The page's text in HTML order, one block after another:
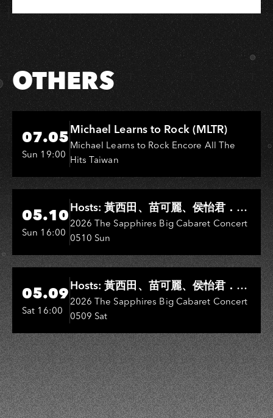
OTHERS
Hi-Ing Music Hall
07.05
Sun 19:00
Michael Learns to Rock (MLTR)
Michael Learns to Rock Encore All The
Hits Taiwan
Hi-Ing Music Hall
05.10
Sun 16:00
Hosts: 黃西田、苗可麗、侯怡君．
Entertainers: 葉啟田、鳥來嬤-吳
敏、王彩樺、王瑞霞、吳淑敏、施文
彬、邵大倫、曹雅雯、陳孟賢、黃露
瑤
2026 The Sapphires Big Cabaret Concert
0510 Sun
Hi-Ing Music Hall
05.09
Sat 16:00
Hosts: 黃西田、苗可麗、侯怡君．
Entertainers: 葉啟田、鳥來嬤-吳
敏、張秀卿、王彩樺、吳淑敏、施文
彬、邵大倫、曹雅雯、陳孟賢、黃露
瑤
2026 The Sapphires Big Cabaret Concert
0509 Sat